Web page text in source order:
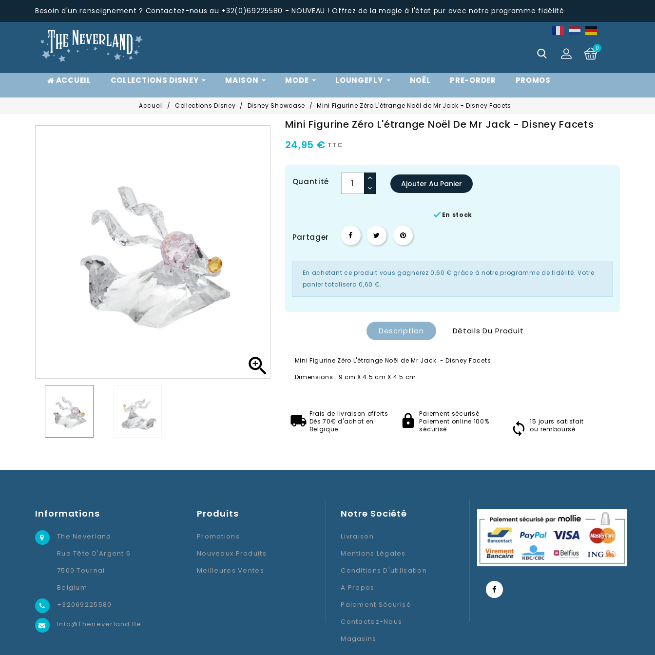
Besoin d'un renseignement ? Contactez-nous au +32(0)69225580 - NOUVEAU ! Offrez de la magie à l'état pur avec notre programme fidélité
0
ACCUEIL COLLECTIONS DISNEY MAISON MODE LOUNGEFLY NOËL PRE-ORDER PROMOS
Accueil Collections Disney Disney Showcase Mini Figurine Zéro L'étrange Noël de Mr Jack - Disney Facets

Mini Figurine Zéro L'étrange Noël De Mr Jack - Disney Facets
24,95 € TTC
Quantité Ajouter Au Panier
En stock
Partager
En achetant ce produit vous gagnerez 0,60 € grâce à notre programme de fidélité. Votre
panier totalisera 0,60 €.
Description Détails Du Produit
Mini Figurine Zéro L'étrange Noël de Mr Jack - Disney Facets
Dimensions : 9 cm X 4.5 cm X 4.5 cm
Frais de livraison offerts
Dès 70€ d'achat en
Belgique
Paiement sécurisé
Paiement online 100%
sécurisé
15 jours satisfait
ou remboursé
Informations
The Neverland
Rue Tête D'Argent 6
7500 Tournai
Belgium
+32069225580
Info@theneverland.be
Produits
Promotions
Nouveaux Produits
Meilleures Ventes
Notre Société
Livraison
Mentions Légales
Conditions D'utilisation
A Propos
Paiement Sécurisé
Contactez-Nous
Magasins